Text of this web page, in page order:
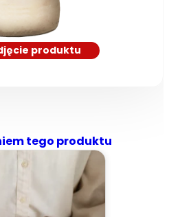
produktu
tego produktu